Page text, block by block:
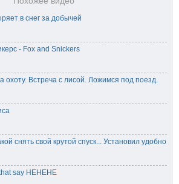
в снег за добычей
- Fox and Snickers
охоту. Встреча с лисой. Ложимся под поезд.
снять свой крутой спуск... Установил удобно
say HEHEHE